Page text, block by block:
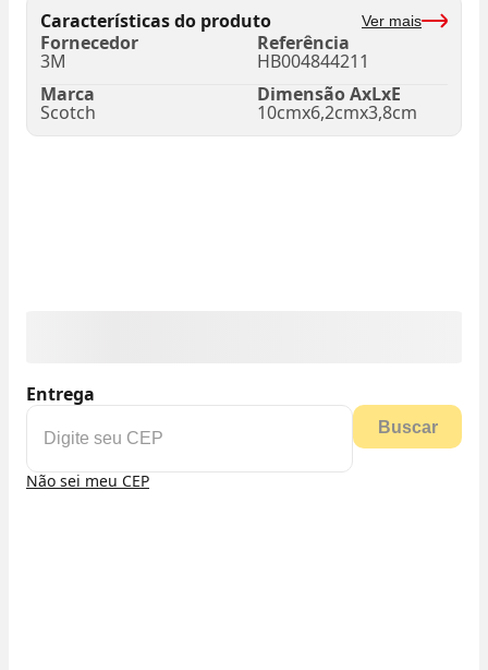
Características do produto Ver mais
Fornecedor
3M
Referência
HB004844211
Marca
Scotch
Dimensão AxLxE
10cmx6,2cmx3,8cm
Entrega
Buscar
Não sei meu CEP